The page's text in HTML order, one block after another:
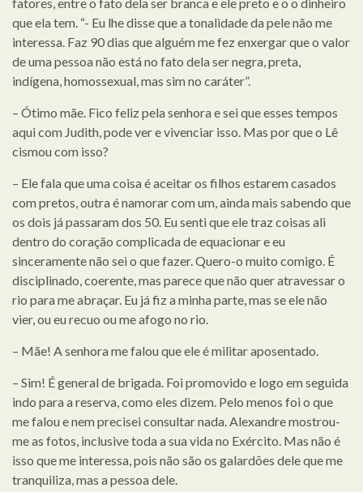
que ela tem. “- Eu lhe disse que a tonalidade da pele não me
interessa. Faz 90 dias que alguém me fez enxergar que o valor
de uma pessoa não está no fato dela ser negra, preta,
indígena, homossexual, mas sim no caráter”.
– Ótimo mãe. Fico feliz pela senhora e sei que esses tempos
aqui com Judith, pode ver e vivenciar isso. Mas por que o Lê
cismou com isso?
– Ele fala que uma coisa é aceitar os filhos estarem casados
com pretos, outra é namorar com um, ainda mais sabendo que
os dois já passaram dos 50. Eu senti que ele traz coisas ali
dentro do coração complicada de equacionar e eu
sinceramente não sei o que fazer. Quero-o muito comigo. É
disciplinado, coerente, mas parece que não quer atravessar o
rio para me abraçar. Eu já fiz a minha parte, mas se ele não
vier, ou eu recuo ou me afogo no rio.
– Mãe! A senhora me falou que ele é militar aposentado.
– Sim! É general de brigada. Foi promovido e logo em seguida
indo para a reserva, como eles dizem. Pelo menos foi o que
me falou e nem precisei consultar nada. Alexandre mostrou-
me as fotos, inclusive toda a sua vida no Exército. Mas não é
isso que me interessa, pois não são os galardões dele que me
tranquiliza, mas a pessoa dele.